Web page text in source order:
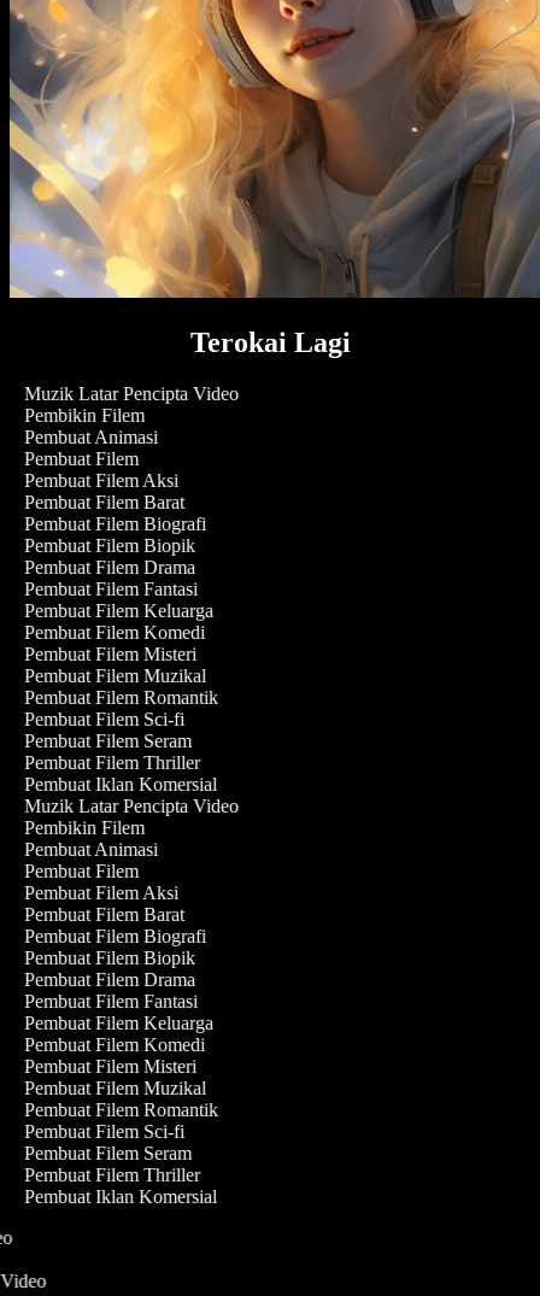
Terokai Lagi
Muzik Latar Pencipta Video
Pembikin Filem
Pembuat Animasi
Pembuat Filem
Pembuat Filem Aksi
Pembuat Filem Barat
Pembuat Filem Biografi
Pembuat Filem Biopik
Pembuat Filem Drama
Pembuat Filem Fantasi
Pembuat Filem Keluarga
Pembuat Filem Komedi
Pembuat Filem Misteri
Pembuat Filem Muzikal
Pembuat Filem Romantik
Pembuat Filem Sci-fi
Pembuat Filem Seram
Pembuat Filem Thriller
Pembuat Iklan Komersial
Muzik Latar Pencipta Video
Pembikin Filem
Pembuat Animasi
Pembuat Filem
Pembuat Filem Aksi
Pembuat Filem Barat
Pembuat Filem Biografi
Pembuat Filem Biopik
Pembuat Filem Drama
Pembuat Filem Fantasi
Pembuat Filem Keluarga
Pembuat Filem Komedi
Pembuat Filem Misteri
Pembuat Filem Muzikal
Pembuat Filem Romantik
Pembuat Filem Sci-fi
Pembuat Filem Seram
Pembuat Filem Thriller
Pembuat Iklan Komersial
Video